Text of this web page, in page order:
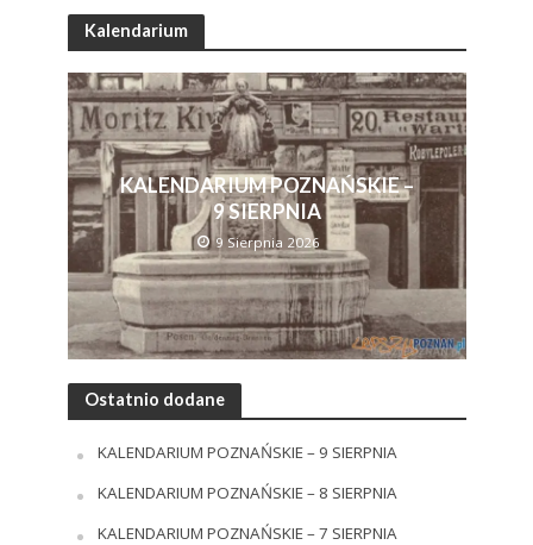
Kalendarium
KALENDARIUM POZNAŃSKIE –
9 SIERPNIA
9 Sierpnia 2026
Ostatnio dodane
KALENDARIUM POZNAŃSKIE – 9 SIERPNIA
KALENDARIUM POZNAŃSKIE – 8 SIERPNIA
KALENDARIUM POZNAŃSKIE – 7 SIERPNIA